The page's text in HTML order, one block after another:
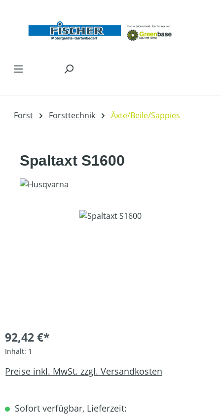
Forst Forsttechnik Äxte/Beile/Sappies
Spaltaxt S1600
Bildergalerie überspringen
92,42 €*
Inhalt: 1
Preise inkl. MwSt. zzgl. Versandkosten
Sofort verfügbar, Lieferzeit: